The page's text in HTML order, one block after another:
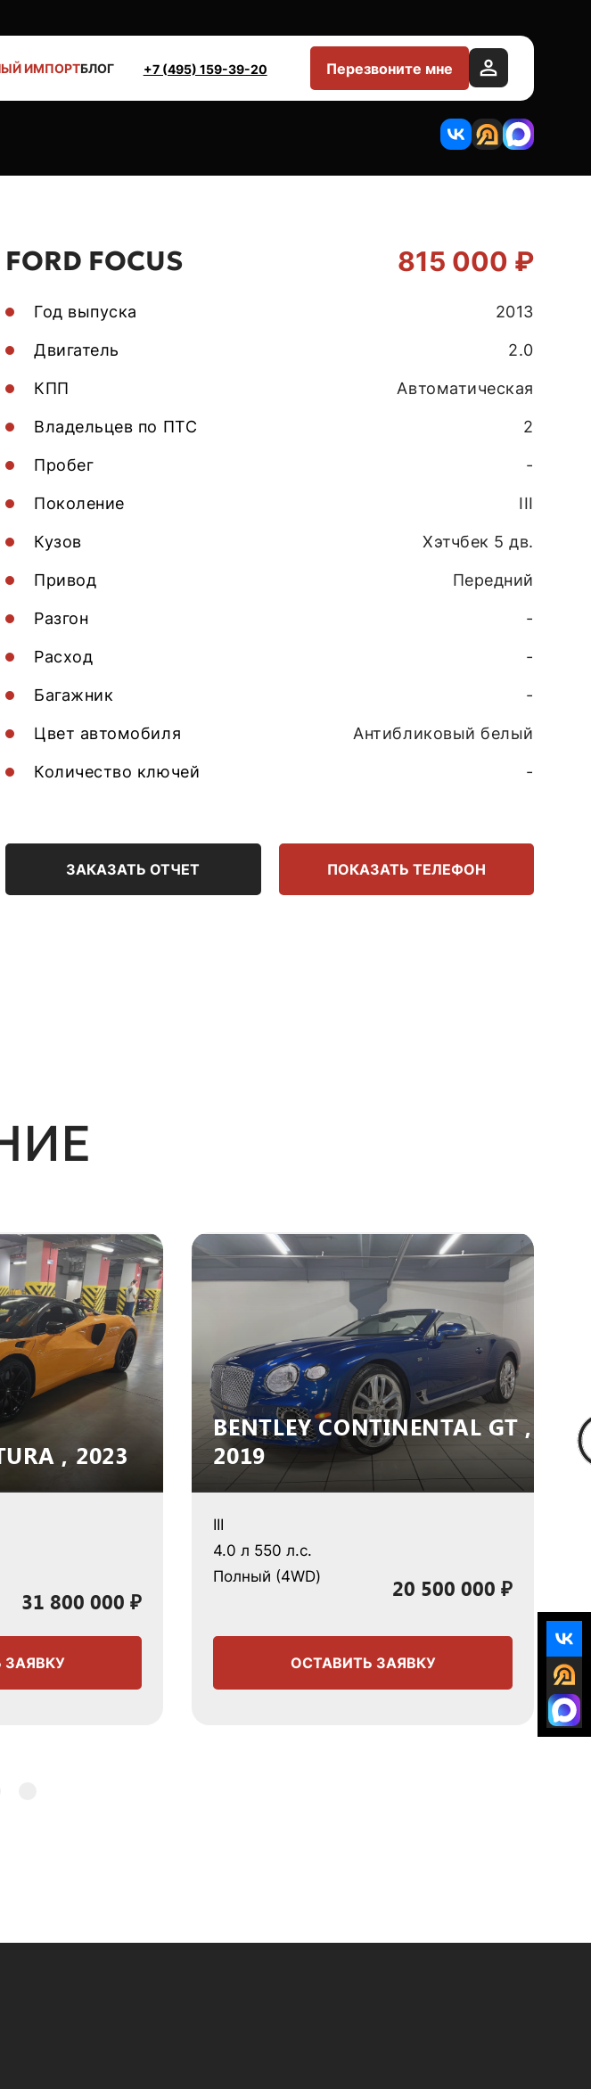
ИМПОРТБЛОГ +7 (495) 159-39-20 Перезвоните мне
FORD FOCUS 815 000 ₽
Год выпуска 2013
Двигатель 2.0
КПП Автоматическая
Владельцев по ПТС 2
Пробег -
Поколение III
Кузов Хэтчбек 5 дв.
Привод Передний
Разгон -
Расход -
Багажник -
Цвет автомобиля Антибликовый белый
Количество ключей -
ЗАКАЗАТЬ ОТЧЕТ ПОКАЗАТЬ ТЕЛЕФОН
, 2023
31 800 000 ₽
ЗАЯВКУ
BENTLEY CONTINENTAL GT ,
2019
III
4.0 л 550 л.с.
Полный (4WD)
20 500 000 ₽
ОСТАВИТЬ ЗАЯВКУ